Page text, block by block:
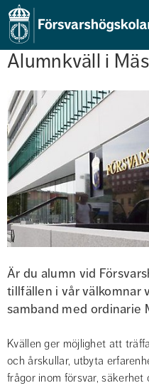
Alumnkväll i
Är du alumn vid
tillfällen i vår välkomnar
samband med ordinarie
Kvällen ger möjlighet att
och årskullar, utbyta
frågor inom försvar, säkerhet